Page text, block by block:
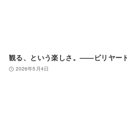
観る、という楽しさ。——ビリヤー
2026年5月4日